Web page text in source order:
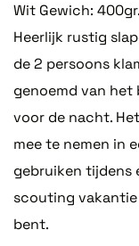
Wit Gewich:
Heerlijk rustig
de 2 persoons
genoemd van het
voor de nacht.
mee te nemen in
gebruiken tijdens
scouting vakantie
bent.